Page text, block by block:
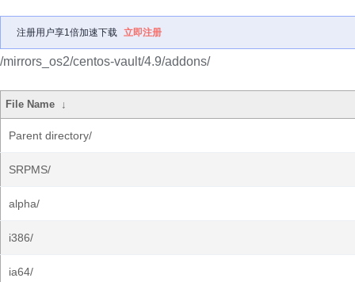
注册用户享1倍加速下载 立即注册
/mirrors_os2/centos-vault/4.9/addons/
File Name ↓
Parent directory/
SRPMS/
alpha/
i386/
ia64/